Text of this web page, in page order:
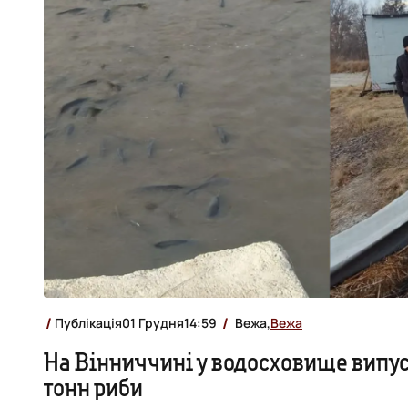
Публікація01 Грудня14:59 Вежа,Вежа
На Вінниччині у водосховище
тонн риби